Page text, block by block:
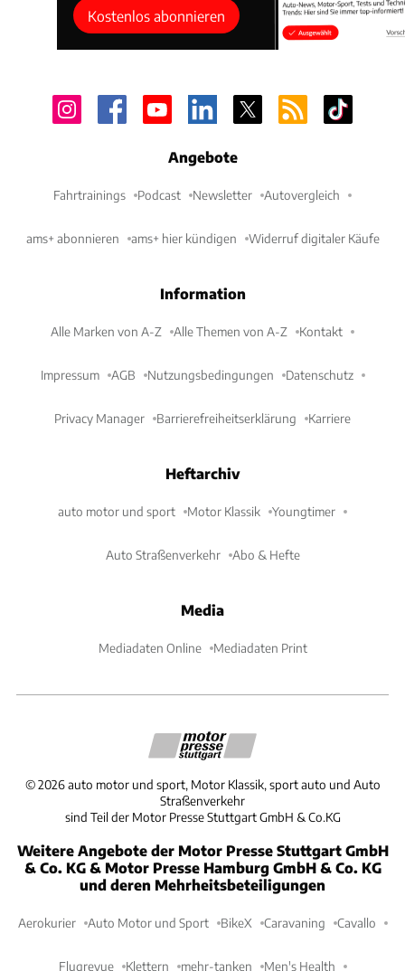
Kostenlos abonnieren
Angebote
Fahrtrainings Podcast Newsletter Autovergleich
ams+ abonnieren ams+ hier kündigen Widerruf digitaler Käufe
Information
Alle Marken von A-Z Alle Themen von A-Z Kontakt
Impressum AGB Nutzungsbedingungen Datenschutz
Privacy Manager Barrierefreiheitserklärung Karriere
Heftarchiv
auto motor und sport Motor Klassik Youngtimer
Auto Straßenverkehr Abo & Hefte
Media
Mediadaten Online Mediadaten Print
©2026 auto motor und sport, Motor Klassik, sport auto und Auto
Straßenverkehr
sind Teil der Motor Presse Stuttgart GmbH & Co.KG
Weitere Angebote der Motor Presse Stuttgart GmbH
& Co. KG & Motor Presse Hamburg GmbH & Co. KG
und deren Mehrheitsbeteiligungen
Aerokurier Auto Motor und Sport BikeX Caravaning Cavallo
Flugrevue Klettern mehr-tanken Men's Health